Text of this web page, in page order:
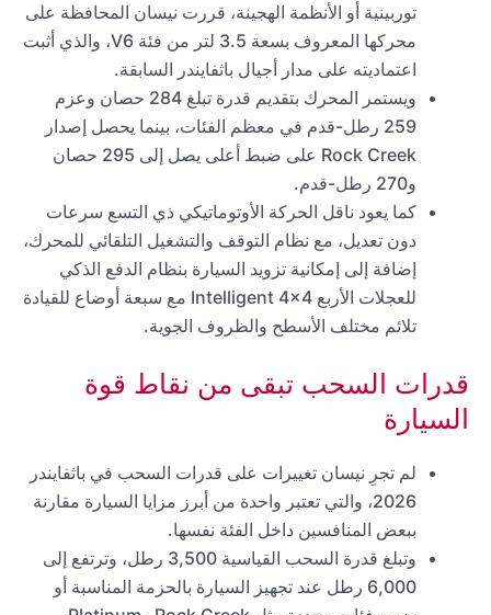
توربينية أو الأنظمة الهجينة، قررت نيسان المحافظة على
محركها المعروف بسعة 3.5 لتر من فئة V6، والذي أثبت
اعتماديته على مدار أجيال باثفايندر السابقة.
ويستمر المحرك بتقديم قدرة تبلغ 284 حصان وعزم
259 رطل-قدم في معظم الفئات، بينما يحصل إصدار
Rock Creek على ضبط أعلى يصل إلى 295 حصان
و270 رطل-قدم.
كما يعود ناقل الحركة الأوتوماتيكي ذي التسع سرعات
دون تعديل، مع نظام التوقف والتشغيل التلقائي للمحرك،
إضافة إلى إمكانية تزويد السيارة بنظام الدفع الذكي
للعجلات الأربع Intelligent 4×4 مع سبعة أوضاع للقيادة
تلائم مختلف الأسطح والظروف الجوية.
قدرات السحب تبقى من نقاط قوة
السيارة
لم تجرِ نيسان تغييرات على قدرات السحب في باثفايندر
2026، والتي تعتبر واحدة من أبرز مزايا السيارة مقارنة
ببعض المنافسين داخل الفئة نفسها.
وتبلغ قدرة السحب القياسية 3,500 رطل، وترتفع إلى
6,000 رطل عند تجهيز السيارة بالحزمة المناسبة أو